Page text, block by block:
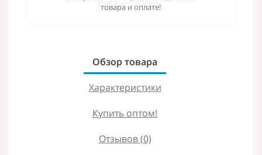
товара и оплате!
Обзор товара
Характеристики
Купить оптом!
Отзывов (0)